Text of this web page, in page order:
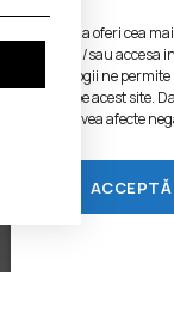
Pentru a oferi cea
stoca și/sau
tehnologii ne
unice pe acest
poate avea afecte
ACCEPTĂ